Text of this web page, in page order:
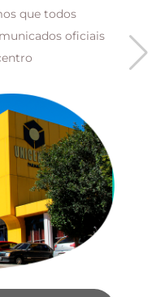
que todos
oficiais